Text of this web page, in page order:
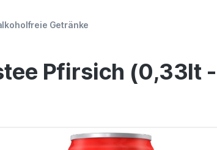
Getränke
Pfirsich (0,33lt